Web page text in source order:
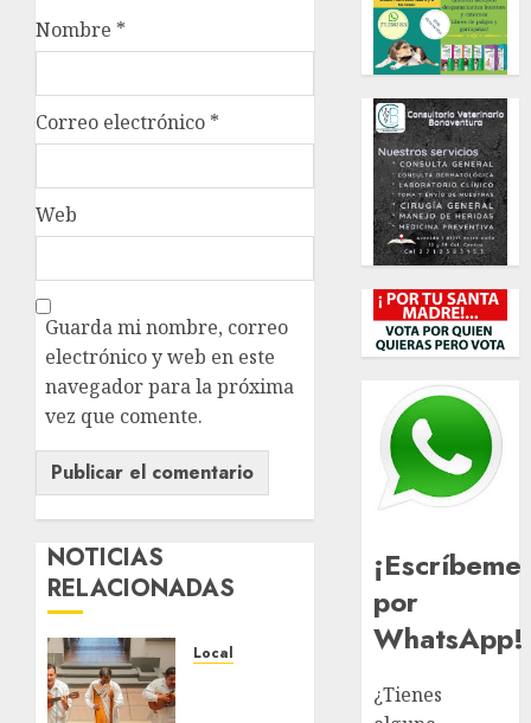
Nombre *
Correo electrónico *
Web
Guarda mi nombre, correo
electrónico y web en este
navegador para la próxima
vez que comente.
NOTICIAS
RELACIONADAS
Local
¡Escríbeme
por
WhatsApp!
¿Tienes